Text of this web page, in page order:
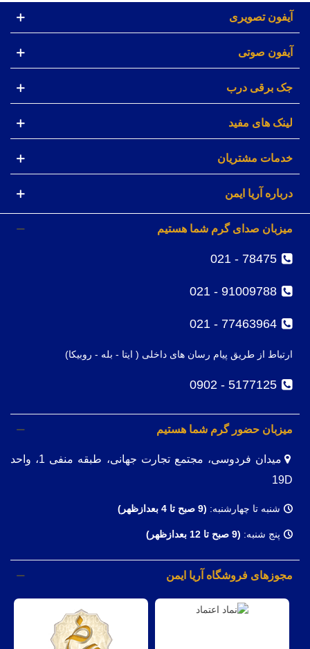
آیفون تصویری
آیفون صوتی
جک برقی درب
لینک های مفید
خدمات مشتریان
درباره آریا ایمن
میزبان صدای گرم شما هستیم
78475 - 021
91009788 - 021
77463964 - 021
ارتباط از طریق پیام رسان های داخلی ( ایتا - بله - روبیکا)
5177125 - 0902
میزبان حضور گرم شما هستیم
میدان فردوسی، مجتمع تجارت جهانی، طبقه منفی 1، واحد
19D
شنبه تا چهارشنبه: (9 صبح تا 4 بعدازظهر)
پنج شنبه: (9 صبح تا 12 بعدازظهر)
مجوزهای فروشگاه آریا ایمن